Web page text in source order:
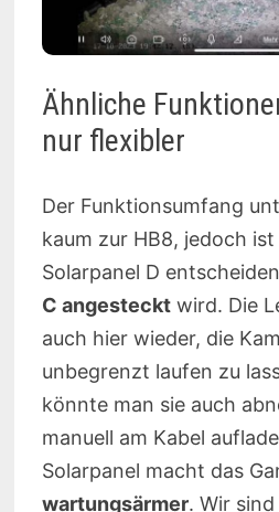
Ähnliche
nur flexibler
Der Funktionsumfang
kaum zur HB8, jedoch
Solarpanel D
C angestecktwird. Die
auch hier wieder, die
unbegrenzt laufen zu
könnte man sie auch
manuell am Kabel
Solarpanel macht das
wartungsärmer. Wir